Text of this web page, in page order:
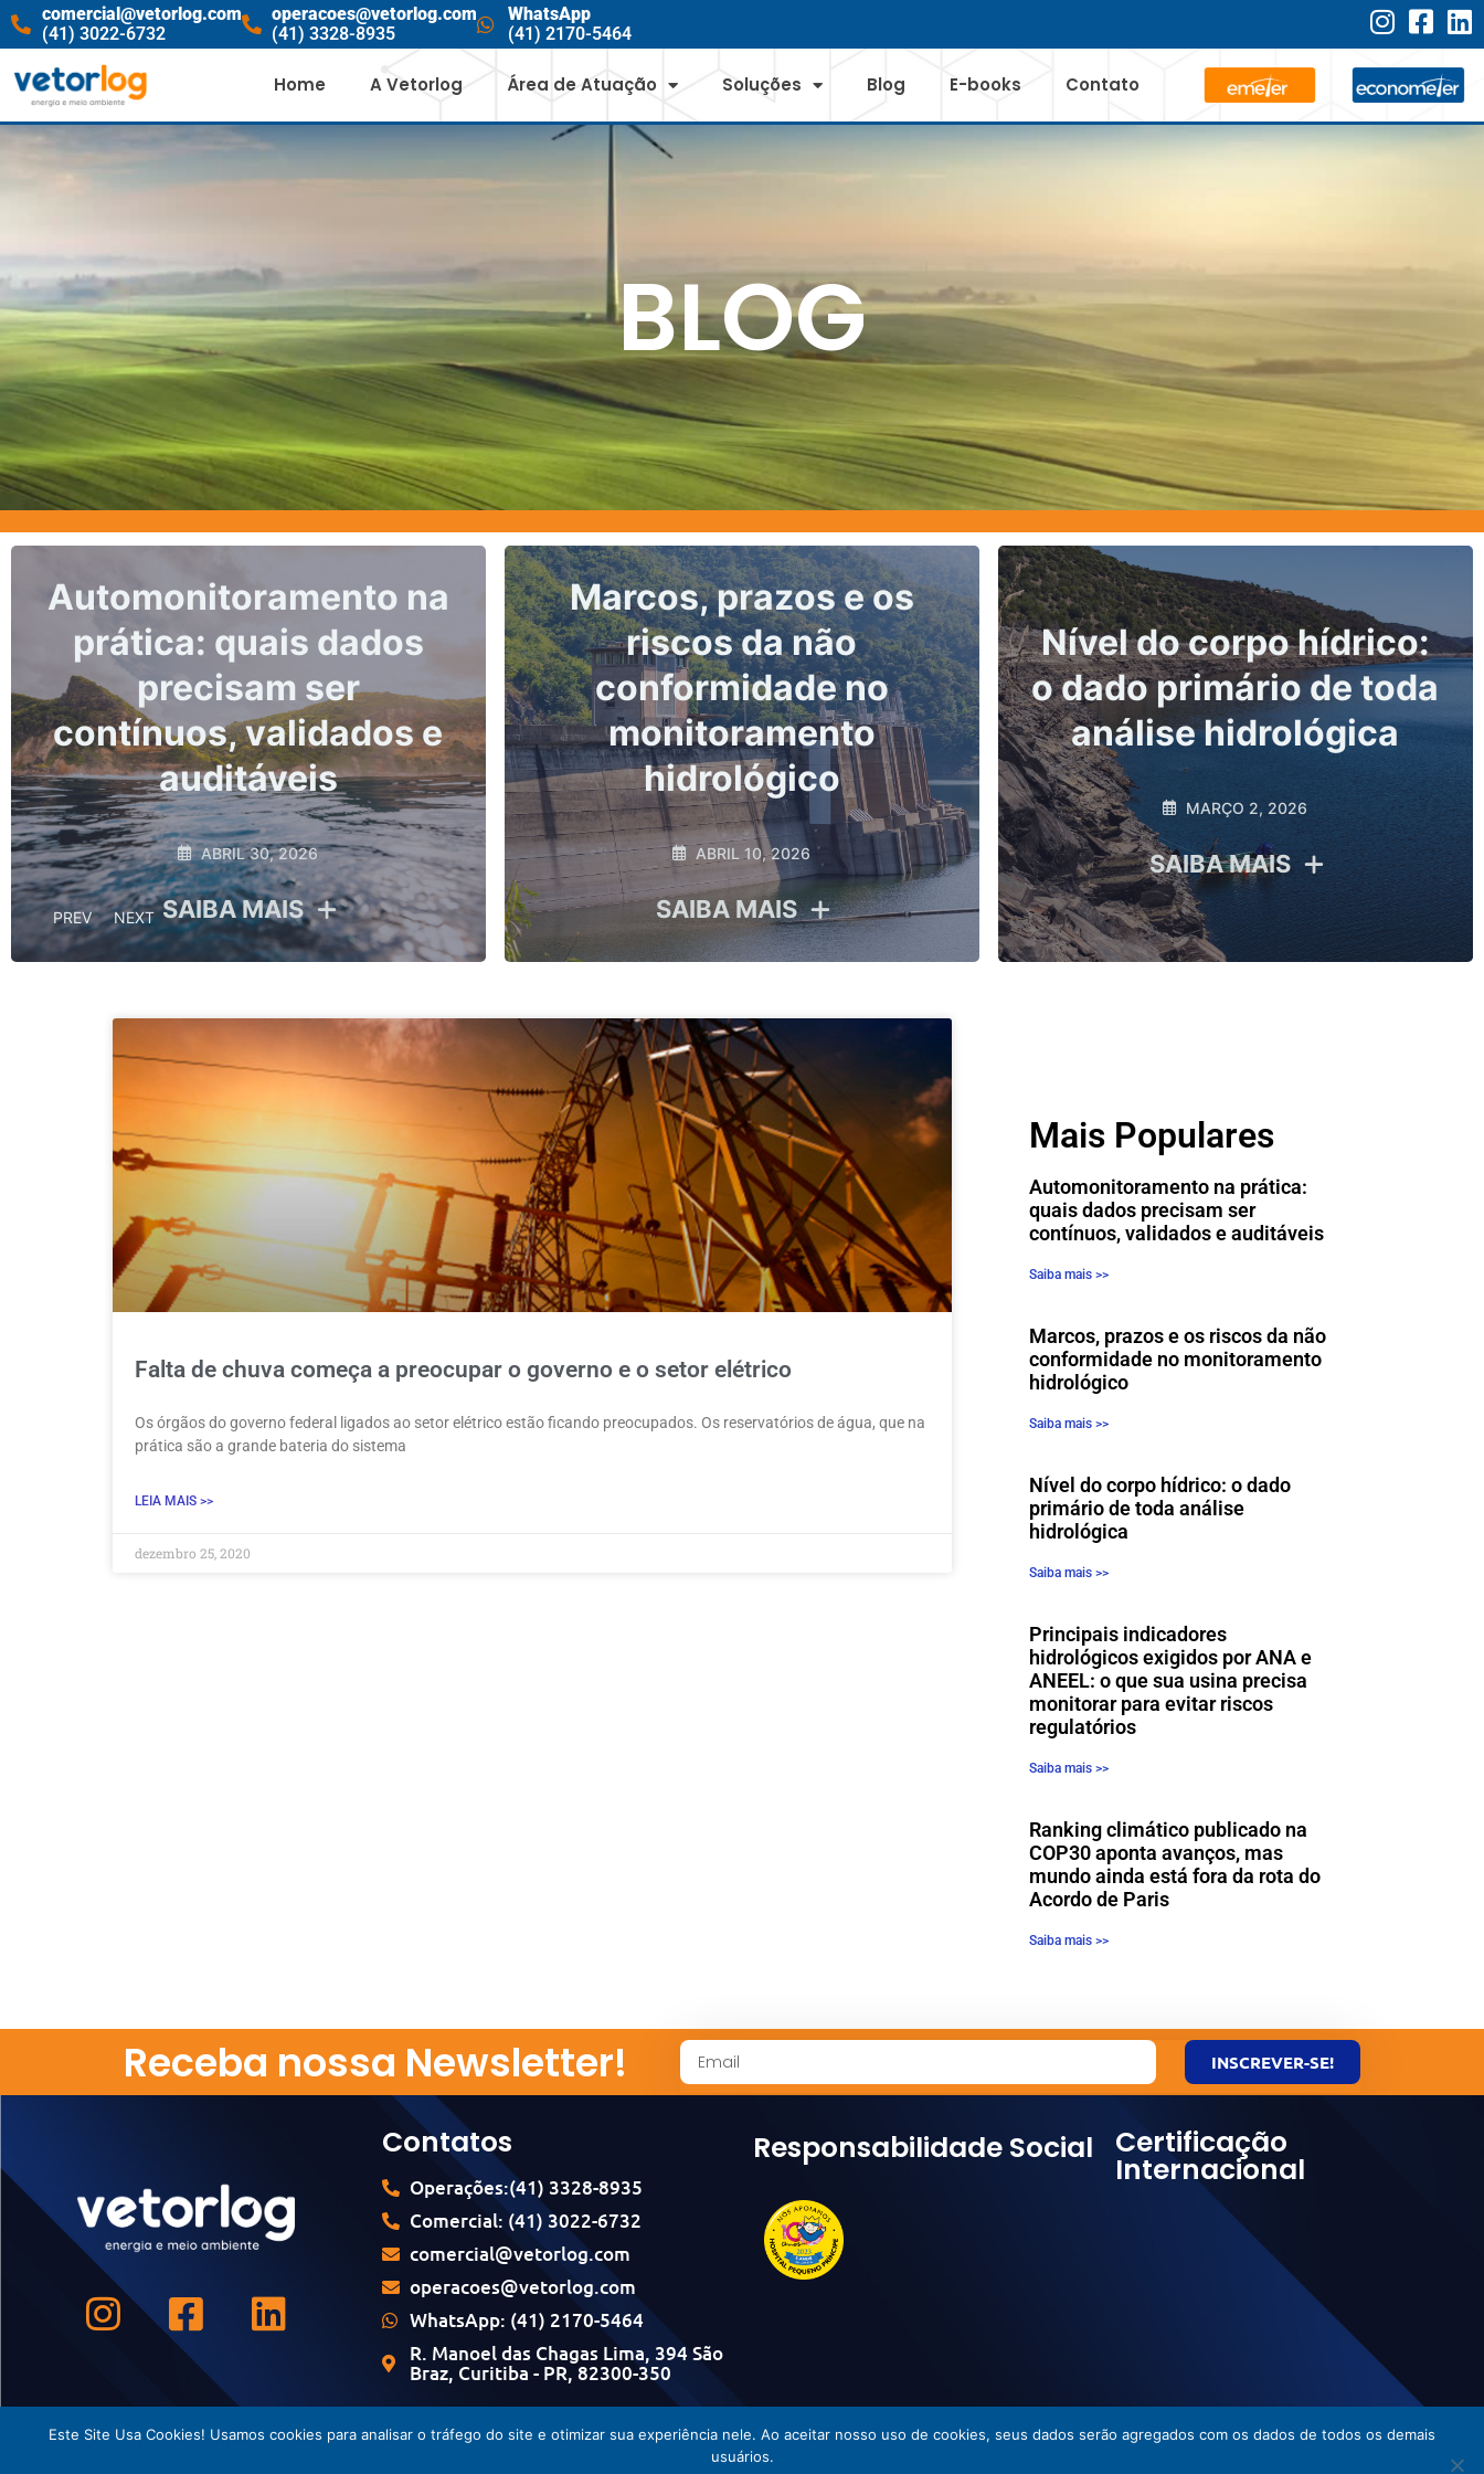
comercial@vetorlog.com
(41) 3022-6732
operacoes@vetorlog.com
(41) 3328-8935
WhatsApp
(41) 2170-5464
Home A Vetorlog Área de Atuação Soluções Blog E-books Contato
BLOG
Marcos, prazos e os
riscos da não
conformidade no
monitoramento
hidrológico
ABRIL 10, 2026
SAIBA MAIS
Nível do corpo hídrico:
o dado primário de toda
análise hidrológica
MARÇO 2, 2026
SAIBA MAIS
Principais indicadores
hidrológicos exigidos
por ANA e ANEEL: o
que sua usina precisa
monitorar para evitar
riscos regulatórios
FEVEREIRO 20, 2026
SAIBA MAIS
PREV NEXT
Falta de chuva começa a preocupar o governo e o setor elétrico
Os órgãos do governo federal ligados ao setor elétrico estão ficando preocupados. Os reservatórios de água, que na
prática são a grande bateria do sistema
LEIA MAIS >>
dezembro 25, 2020
Mais Populares
Automonitoramento na prática:
quais dados precisam ser
contínuos, validados e auditáveis
Saiba mais >>
Marcos, prazos e os riscos da não
conformidade no monitoramento
hidrológico
Saiba mais >>
Nível do corpo hídrico: o dado
primário de toda análise
hidrológica
Saiba mais >>
Principais indicadores
hidrológicos exigidos por ANA e
ANEEL: o que sua usina precisa
monitorar para evitar riscos
regulatórios
Saiba mais >>
Ranking climático publicado na
COP30 aponta avanços, mas
mundo ainda está fora da rota do
Acordo de Paris
Saiba mais >>
Receba nossa Newsletter! INSCREVER-SE!
Contatos
Operações:(41) 3328-8935
Comercial: (41) 3022-6732
comercial@vetorlog.com
operacoes@vetorlog.com
WhatsApp: (41) 2170-5464
R. Manoel das Chagas Lima, 394 São
Braz, Curitiba - PR, 82300-350
Responsabilidade Social Certificação
Internacional
Vetorlog © Todos os direitos reservados - Desenvolvido por Incom
Este Site Usa Cookies! Usamos cookies para analisar o tráfego do site e otimizar sua experiência nele. Ao aceitar nosso uso de cookies, seus dados serão agregados com os dados de todos os demais
usuários.